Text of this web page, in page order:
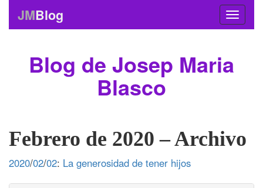
JMBlog
Blog de Josep Maria
Blasco
Febrero de 2020 – Archivo
2020/02/02: La generosidad de tener hijos